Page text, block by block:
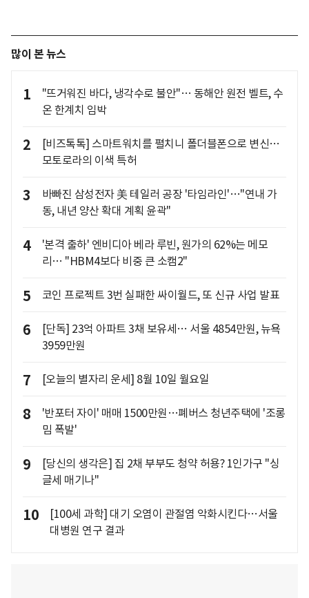
많이 본 뉴스
1
"뜨거워진 바다, 냉각수로 불안"… 동해안 원전 벨트, 수
온 한계치 임박
2
[비즈톡톡] 스마트워치를 펼치니 폴더블폰으로 변신…
모토로라의 이색 특허
3
바빠진 삼성전자 美 테일러 공장 '타임라인'…"연내 가
동, 내년 양산 확대 계획 윤곽"
4
'본격 출하' 엔비디아 베라 루빈, 원가의 62%는 메모
리… "HBM4보다 비중 큰 소캠2"
5 코인 프로젝트 3번 실패한 싸이월드, 또 신규 사업 발표
6
[단독] 23억 아파트 3채 보유세… 서울 4854만원, 뉴욕
3959만원
7 [오늘의 별자리 운세] 8월 10일 월요일
8
'반포터 자이' 매매 1500만원…폐버스 청년주택에 '조롱
밈 폭발'
9
[당신의 생각은] 집 2채 부부도 청약 허용? 1인가구 "싱
글세 매기나"
10
[100세 과학] 대기 오염이 관절염 악화시킨다…서울
대병원 연구 결과